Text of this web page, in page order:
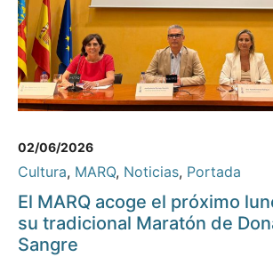
02/06/2026
Cultura, MARQ, Noticias, Portada
El MARQ acoge el próximo
su tradicional Maratón de
Sangre